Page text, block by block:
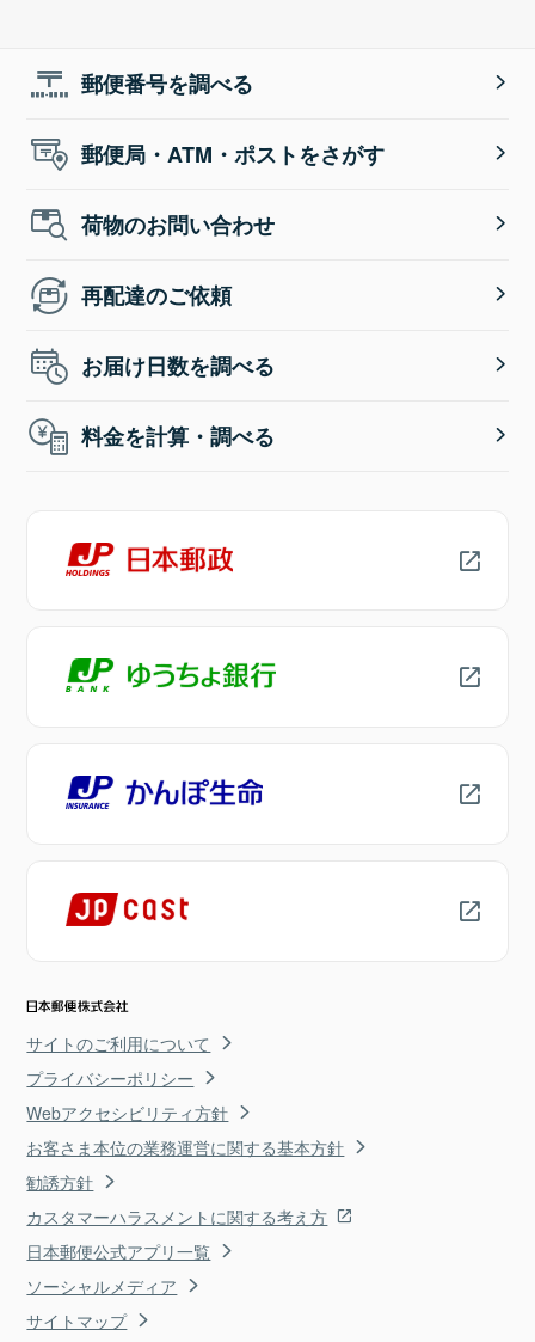
郵便番号を調べる
郵便局・ATM・ポストをさがす
荷物のお問い合わせ
再配達のご依頼
お届け日数を調べる
料金を計算・調べる
サイトのご利用について
プライバシーポリシー
Webアクセシビリティ方針
お客さま本位の業務運営に関する基本方針
勧誘方針
カスタマーハラスメントに関する考え方
日本郵便公式アプリ一覧
ソーシャルメディア
サイトマップ